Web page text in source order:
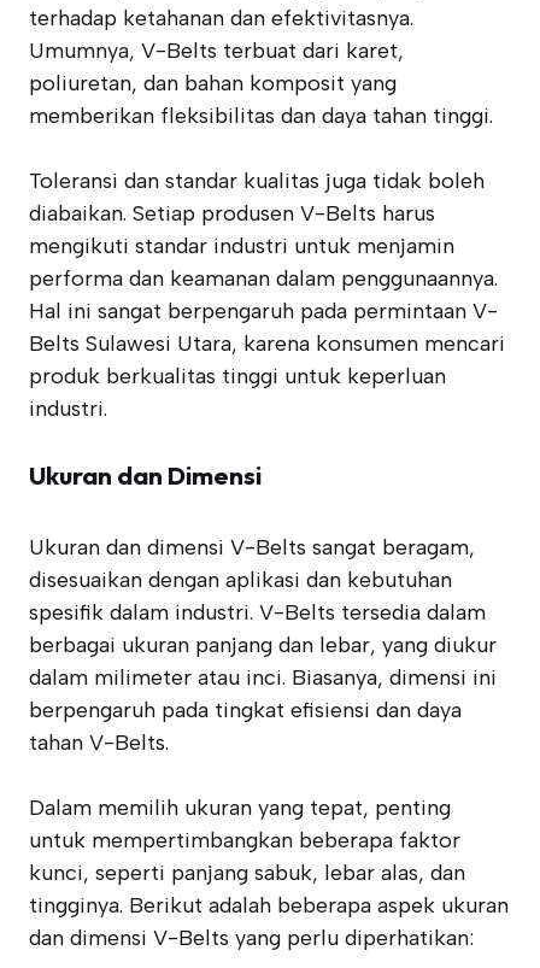
terhadap ketahanan dan efektivitasnya.
Umumnya, V-Belts terbuat dari karet,
poliuretan, dan bahan komposit yang
memberikan fleksibilitas dan daya tahan tinggi.
Toleransi dan standar kualitas juga tidak boleh
diabaikan. Setiap produsen V-Belts harus
mengikuti standar industri untuk menjamin
performa dan keamanan dalam penggunaannya.
Hal ini sangat berpengaruh pada permintaan V-
Belts Sulawesi Utara, karena konsumen mencari
produk berkualitas tinggi untuk keperluan
industri.
Ukuran dan Dimensi
Ukuran dan dimensi V-Belts sangat beragam,
disesuaikan dengan aplikasi dan kebutuhan
spesifik dalam industri. V-Belts tersedia dalam
berbagai ukuran panjang dan lebar, yang diukur
dalam milimeter atau inci. Biasanya, dimensi ini
berpengaruh pada tingkat efisiensi dan daya
tahan V-Belts.
Dalam memilih ukuran yang tepat, penting
untuk mempertimbangkan beberapa faktor
kunci, seperti panjang sabuk, lebar alas, dan
tingginya. Berikut adalah beberapa aspek ukuran
dan dimensi V-Belts yang perlu diperhatikan: